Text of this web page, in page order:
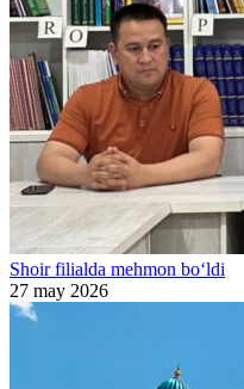
Shoir filialda mehmon bo‘ldi
27 may 2026